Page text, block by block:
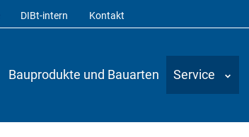
DIBt-intern Kontakt
Bauprodukte und Bauarten Service